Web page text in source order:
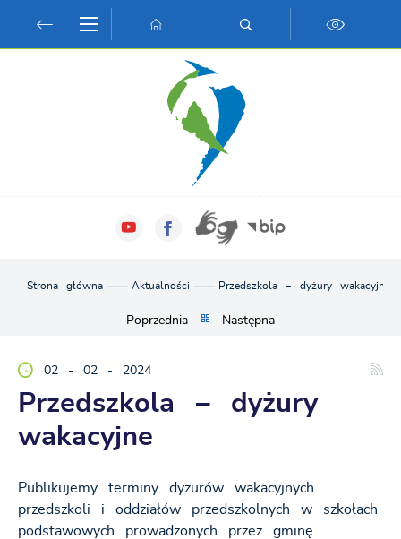
Przejdź do wyszukiwarki.
Przejdź do ustawień wielkości czcionki.
Włącz wersję kontrastową strony.
Strona główna Aktualności Przedszkola – dyżury wakacyjne
Poprzednia Następna
02 - 02 - 2024
Przedszkola – dyżury
wakacyjne
Publikujemy terminy dyżurów wakacyjnych
przedszkoli i oddziałów przedszkolnych w szkołach
podstawowych prowadzonych przez gminę